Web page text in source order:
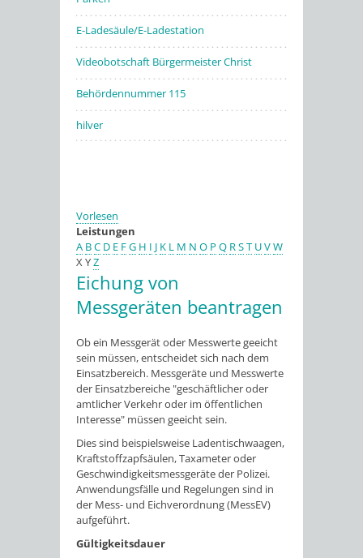
E-Ladesäule/E-Ladestation
Videobotschaft Bürgermeister Christ
Behördennummer 115
hilver
Vorlesen
Leistungen
A BC D E FG H I J K L M N O P Q RST UVW
XYZ
Eichung von
Messgeräten beantragen
Ob ein Messgerät oder Messwerte geeicht
sein müssen, entscheidet sich nach dem
Einsatzbereich. Messgeräte und Messwerte
der Einsatzbereiche "geschäftlicher oder
amtlicher Verkehr oder im öffentlichen
Interesse" müssen geeicht sein.
Dies sind beispielsweise Ladentischwaagen,
Kraftstoffzapfsäulen, Taxameter oder
Geschwindigkeitsmessgeräte der Polizei.
Anwendungsfälle und Regelungen sind in
der Mess- und Eichverordnung (MessEV)
aufgeführt.
Gültigkeitsdauer